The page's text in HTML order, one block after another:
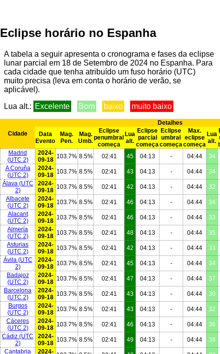
Eclipse horário no Espanha
A tabela a seguir apresenta o cronograma e fases da eclipse
lunar parcial em 18 de Setembro de 2024 no Espanha. Para
cada cidade que tenha atribuído um fuso horário (UTC)
muito precisa (leva em conta o horário de verão, se
aplicável).
Lua alt.: Excelente Bom baixo muito baixo
Cidade
Detalhes
Data
Evento
Mag.
Pen.
Mag.
Umb.
Eclipse
penumbral
começa
Lua
alt.
Eclipse
parcial
começa
Eclipse
umbral
começa
Max.
eclipse
começa
Lua
alt.
Madrid
(UTC 2)
2024-
09-18 103.7% 8.5% 02:41 45 04:13 - 04:44
34
A Coruña
(UTC 2)
2024-
09-18 103.7% 8.5% 02:41 43 04:13 - 04:44
34
Álava(UTC
2)
2024-
09-18 103.7% 8.5% 02:41 42 04:13 - 04:44
32
Albacete
(UTC 2)
2024-
09-18 103.7% 8.5% 02:41 46 04:13 - 04:44
34
Alacant
(UTC 2)
2024-
09-18 103.7% 8.5% 02:41 46 04:13 - 04:44
33
Almería
(UTC 2)
2024-
09-18 103.7% 8.5% 02:41 48 04:13 - 04:44
35
Asturias
(UTC 2)
2024-
09-18 103.7% 8.5% 02:41 42 04:13 - 04:44
33
Ávila(UTC
2)
2024-
09-18 103.7% 8.5% 02:41 45 04:13 - 04:44
34
Badajoz
(UTC 2)
2024-
09-18 103.7% 8.5% 02:41 47 04:13 - 04:44
37
Barcelona
(UTC 2)
2024-
09-18 103.7% 8.5% 02:41 43 04:13 - 04:44
30
Burgos
(UTC 2)
2024-
09-18 103.7% 8.5% 02:41 43 04:13 - 04:44
32
Cáceres
(UTC 2)
2024-
09-18 103.7% 8.5% 02:41 46 04:13 - 04:44
36
Cádiz (UTC
2)
2024-
09-18 103.7% 8.5% 02:41 49 04:13 - 04:44
38
Cantabria
2024-